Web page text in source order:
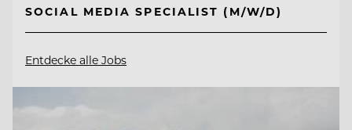
SOCIAL MEDIA SPECIALIST (M/W/D)
Entdecke alle Jobs